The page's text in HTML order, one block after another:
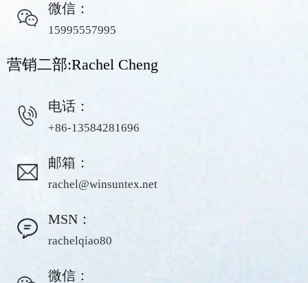
微信：
15995557995
营销二部:Rachel Cheng
电话：
+86-13584281696
邮箱：
rachel@winsuntex.net
MSN：
rachelqiao80
微信：